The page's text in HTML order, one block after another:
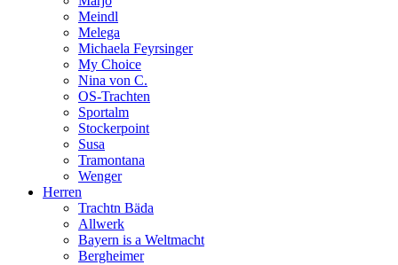
Meindl
Melega
Michaela Feyrsinger
My Choice
Nina von C.
OS-Trachten
Sportalm
Stockerpoint
Susa
Tramontana
Wenger
Herren
Trachtn Bäda
Allwerk
Bayern is a Weltmacht
Bergheimer